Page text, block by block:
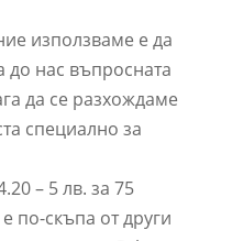
използваме е да
до нас въпросната
да се разхождаме
специално за
– 5 лв. за 75
по-скъпа от други